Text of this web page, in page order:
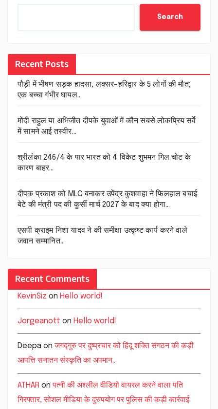
Search
Recent Posts
पौड़ी में भीषण सड़क हादसा, लक्सर-हरिद्वार के 5 लोगों की मौत;
एक बच्चा गंभीर घायल…
मोदी राहुल या अभिजीत दीपके युवाओं में कौन सबसे लोकप्रिय सर्वे
में सामने आई तस्वीर…
श्रीलंका 246/4 के पार भारत को 4 विकेट शुभमन गिल चोट के
कारण बाहर…
दीपक प्रकाश को MLC बनाकर उपेंद्र कुशवाहा ने फिलहाल बचाई
बेटे की मंत्री पद की कुर्सी मार्च 2027 के बाद क्या होगा…
एसपी क्राइम निशा यादव ने की समीक्षा उत्कृष्ट कार्य करने वाले
जवान सम्मानित…
Recent Comments
KevinSiz on Hello world!
Jorgeanott on Hello world!
Deepa onजगद्गुरु पर दुष्प्रचार को हिंदू शक्ति संगठन की कड़ी
आपत्ति सनातन संस्कृति का अपमान..
ATHAR onपत्नी की अश्लील वीडियो वायरल करने वाला पति
गिरफ्तार, सोशल मीडिया के दुरुपयोग पर पुलिस की कड़ी कार्रवाई